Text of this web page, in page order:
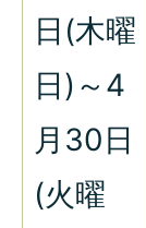
日(木曜
日)～4
月30日
(火曜